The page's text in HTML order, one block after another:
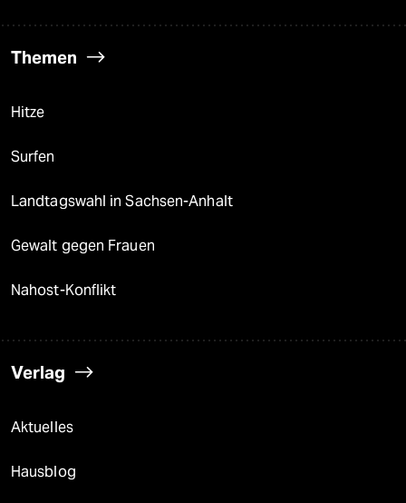
Themen
Hitze
Surfen
Landtagswahl in Sachsen-Anhalt
Gewalt gegen Frauen
Nahost-Konflikt
Verlag
Aktuelles
Hausblog